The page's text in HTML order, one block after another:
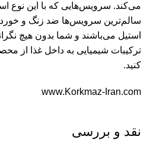
می‌کند. سرویس‌هایی که با این نوع
سالم‌ترین سرویس‌ها ضد زنگ و
استیل می‌باشند و شما بدون هیچ
ترکیبات شیمیایی به داخل غذا از
کنید.
www.Korkmaz-Iran.com
نقد و بررسی